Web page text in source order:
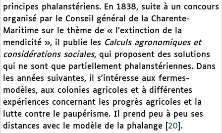
principes phalanstériens. En 1838, suite à un concours
organisé par le Conseil général de la Charente-
Maritime sur le thème de « l’extinction de la
mendicité », il publie les Calculs agronomiques et
considérations sociales, qui proposent des solutions
qui ne sont que partiellement phalanstériennes. Dans
les années suivantes, il s’intéresse aux fermes-
modèles, aux colonies agricoles et à différentes
expériences concernant les progrès agricoles et la
lutte contre le paupérisme. Il prend peu à peu ses
distances avec le modèle de la phalange
20 .